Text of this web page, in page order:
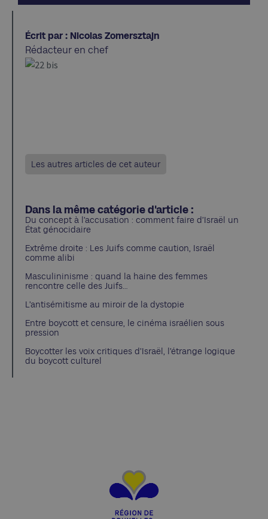
Écrit par : Nicolas Zomersztajn
Rédacteur en chef
Les autres articles de cet auteur
Dans la même catégorie d'article :
Du concept à l’accusation : comment faire d’Israël un
État génocidaire
Extrême droite : Les Juifs comme caution, Israël
comme alibi
Masculininisme : quand la haine des femmes
rencontre celle des Juifs…
L’antisémitisme au miroir de la dystopie
Entre boycott et censure, le cinéma israélien sous
pression
Boycotter les voix critiques d’Israël, l’étrange logique
du boycott culturel